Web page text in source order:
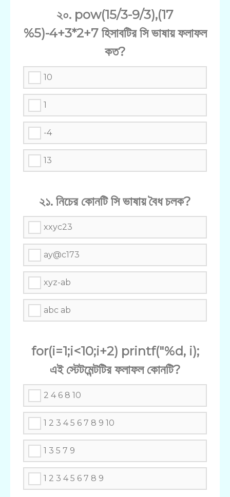
২০. pow(15/3-9/3),(17
%5)-4+3*2+7 হিসাবটির সি ভাষায় ফলাফল
কত?
10
1
-4
13
২১. নিচের কোনটি সি ভাষায় বৈধ চলক?
xxyc23
ay@c173
xyz-ab
abc ab
for(i=1;i<10;i+2) printf("%d, i);
এই স্টেটমেন্টটির ফলাফল কোনটি?
2 4 6 8 10
1 2 3 4 5 6 7 8 9 10
1 3 5 7 9
1 2 3 4 5 6 7 8 9